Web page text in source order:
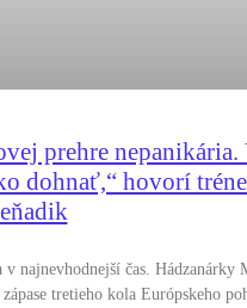
prehre nepanikária.
dohnať,“ hovorí
najnevhodnejší čas. Hádzanárky
tretieho kola Európskeho